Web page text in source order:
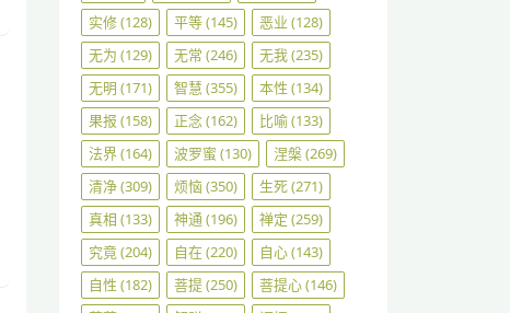
实修(128) 平等(145) 恶业 (128)
无为 (129) 无常 (246) 无我(235)
无明 (171) 智慧 (355) 本性 (134)
果报 (158) 正念(162) 比喻(133)
法界(164) 波罗蜜 (130) 涅槃(269)
清净(309) 烦恼(350) 生死(271)
真相 (133) 神通 (196) 禅定 (259)
究竟(204) 自在(220) 自心(143)
自性 (182) 菩提(250) 菩提心(146)